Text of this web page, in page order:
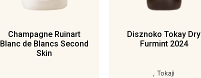
Champagne Ruinart
Blanc de Blancs Second
Skin
Disznoko Tokay Dry
Furmint 2024
, Tokaji